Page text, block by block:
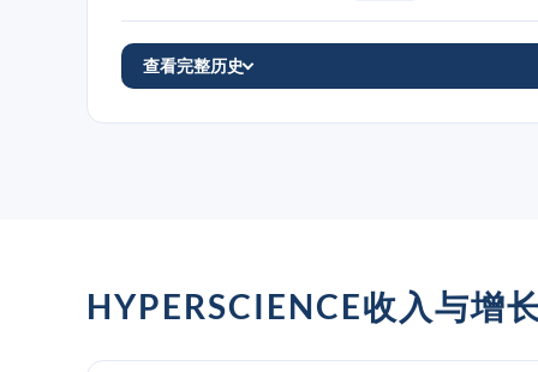
查看完整历史
HYPERSCIENCE收入与增